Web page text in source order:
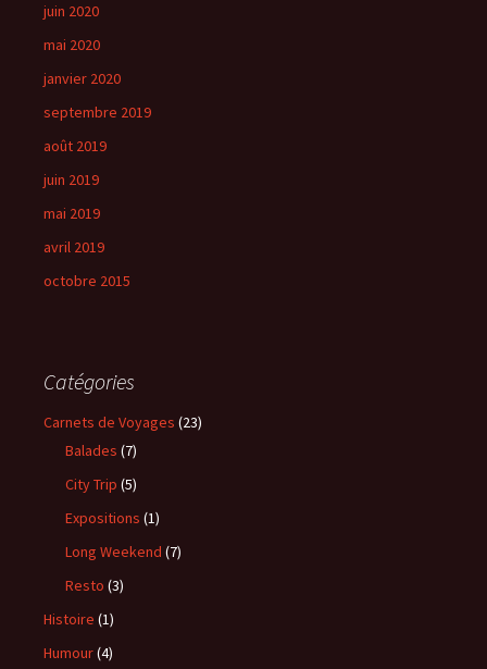
juin 2020
mai 2020
janvier 2020
septembre 2019
août 2019
juin 2019
mai 2019
avril 2019
octobre 2015
Catégories
Carnets de Voyages (23)
Balades (7)
City Trip (5)
Expositions (1)
Long Weekend (7)
Resto (3)
Histoire (1)
Humour(4)